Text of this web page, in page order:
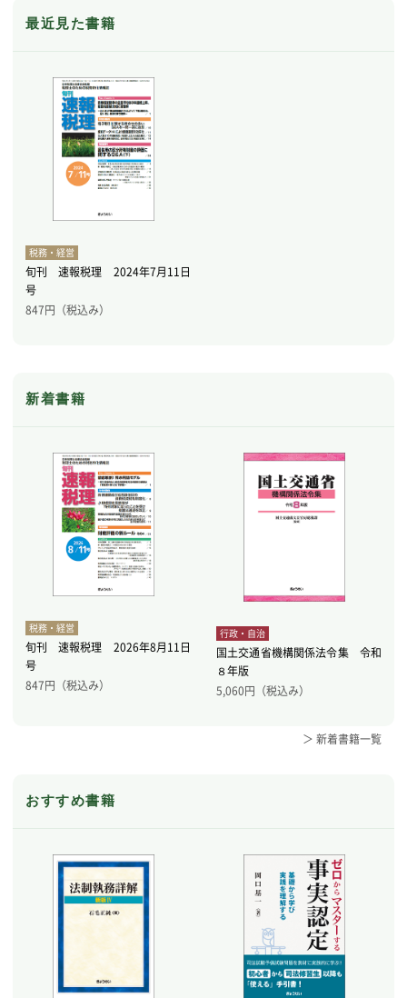
最近見た書籍
税務・経営
旬刊 速報税理 2024年7月11日
号
847円（税込み）
新着書籍
税務・経営
旬刊 速報税理 2026年8月11日
号
847円（税込み）
行政・自治
国土交通省機構関係法令集 令和
８年版
5,060円（税込み）
＞ 新着書籍一覧
おすすめ書籍